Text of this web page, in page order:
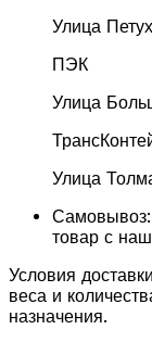
Улица
ПЭК
Улица
Улица
Самовывоз:
товар с
Условия
веса и
назначения.